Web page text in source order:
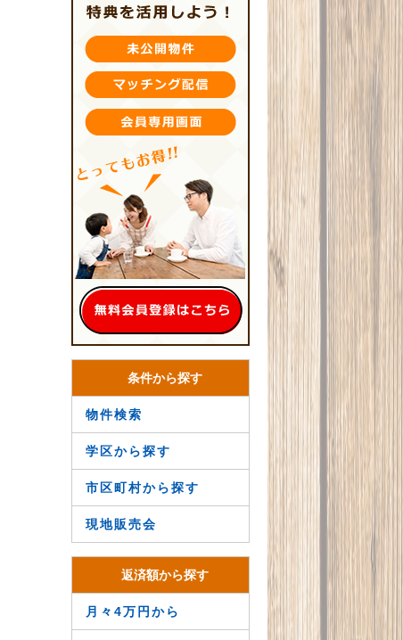
条件から探す
物件検索
学区から探す
市区町村から探す
現地販売会
返済額から探す
月々4万円から